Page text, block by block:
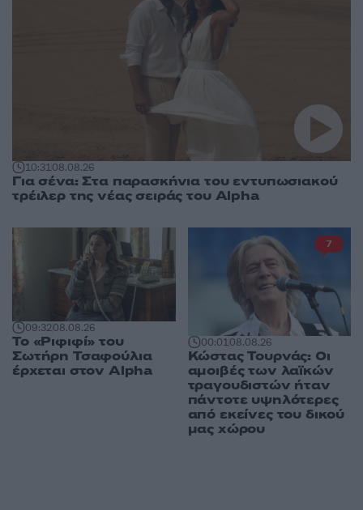
10:3108.08.26
Για σένα: Στα παρασκήνια του εντυπωσιακού
τρέιλερ της νέας σειράς του Alpha
09:3208.08.26
Το «Ριφιφί» του
Σωτήρη Τσαφούλια
έρχεται στον Alpha
00:0108.08.26
Κώστας Τουρνάς: Οι
αμοιβές των λαϊκών
τραγουδιστών ήταν
πάντοτε υψηλότερες
από εκείνες του δικού
μας χώρου
7